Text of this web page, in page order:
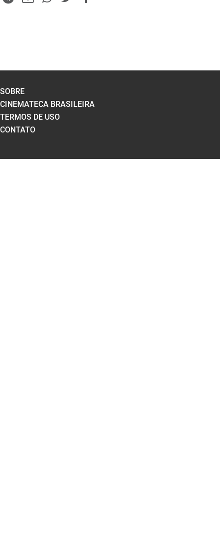
SOBRE
CINEMATECA BRASILEIRA
TERMOS DE USO
CONTATO